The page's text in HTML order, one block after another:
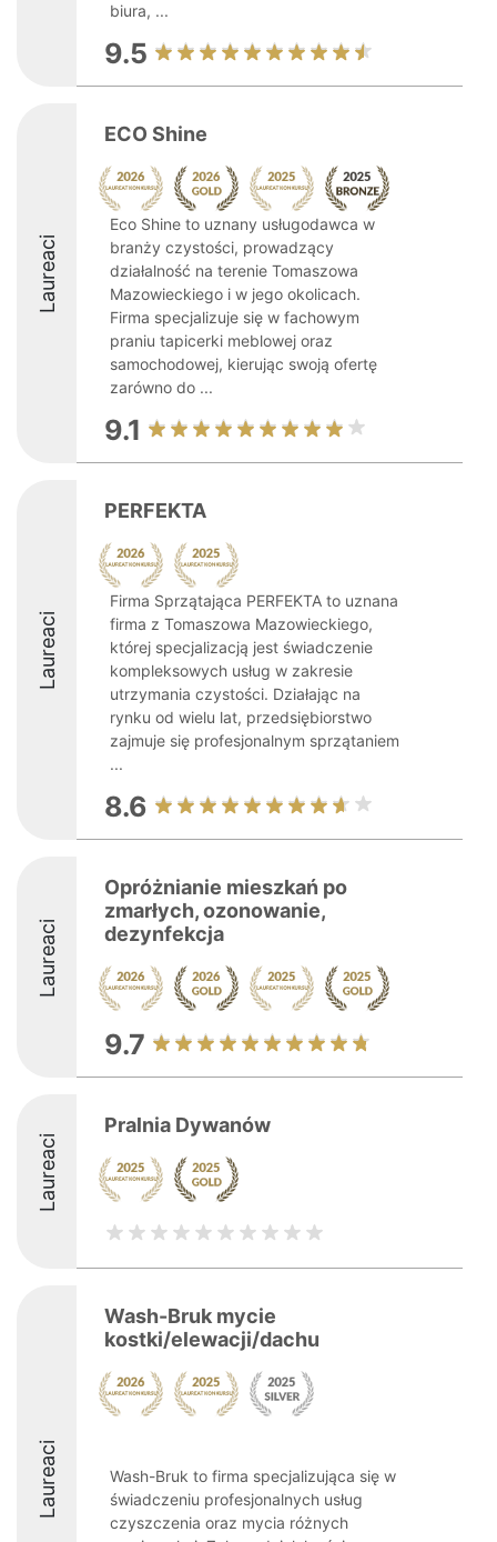
biura, ...
9.5
Laureaci
ECO Shine
Eco Shine to uznany usługodawca w
branży czystości, prowadzący
działalność na terenie Tomaszowa
Mazowieckiego i w jego okolicach.
Firma specjalizuje się w fachowym
praniu tapicerki meblowej oraz
samochodowej, kierując swoją ofertę
zarówno do ...
9.1
Laureaci
PERFEKTA
Firma Sprzątająca PERFEKTA to uznana
firma z Tomaszowa Mazowieckiego,
której specjalizacją jest świadczenie
kompleksowych usług w zakresie
utrzymania czystości. Działając na
rynku od wielu lat, przedsiębiorstwo
zajmuje się profesjonalnym sprzątaniem
...
8.6
Laureaci
Opróżnianie mieszkań po
zmarłych, ozonowanie,
dezynfekcja
9.7
Laureaci
Pralnia Dywanów
Laureaci
Wash-Bruk mycie
kostki/elewacji/dachu
Wash-Bruk to firma specjalizująca się w
świadczeniu profesjonalnych usług
czyszczenia oraz mycia różnych